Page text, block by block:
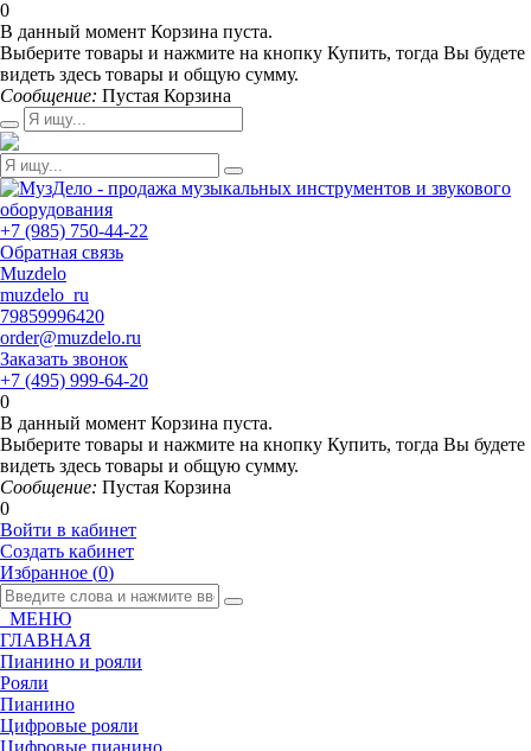
0
В данный момент Корзина пуста.
Выберите товары и нажмите на кнопку Купить, тогда Вы будете
видеть здесь товары и общую сумму.
Сообщение: Пустая Корзина
+7 (985) 750-44-22
Обратная связь
Muzdelo
muzdelo_ru
79859996420
order@muzdelo.ru
Заказать звонок
+7 (495) 999-64-20
0
В данный момент Корзина пуста.
Выберите товары и нажмите на кнопку Купить, тогда Вы будете
видеть здесь товары и общую сумму.
Сообщение: Пустая Корзина
0
Войти в кабинет
Создать кабинет
Избранное (0)
МЕНЮ
ГЛАВНАЯ
Пианино и рояли
Рояли
Пианино
Цифровые рояли
Цифровые пианино